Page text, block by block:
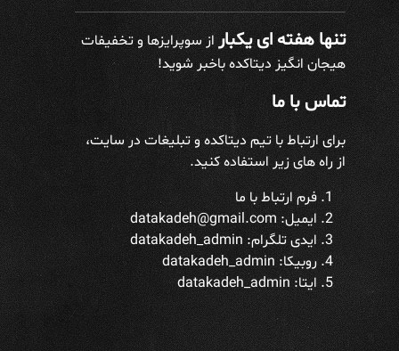
تنها هفته ای یکباراز سوپرایزها و تخفیفات
هیجان انگیز دیتاکده باخبر شوید!
تماس با ما
برای ارتباط با تیم دیتاکده و تبلیغات در سایت،
از راه های زیر استفاده کنید.
فرم ارتباط با ما
ایمیل: datakadeh@gmail.com
ایدی تلگرام:datakadeh_admin
روبیکا: datakadeh_admin
ایتا: datakadeh_admin